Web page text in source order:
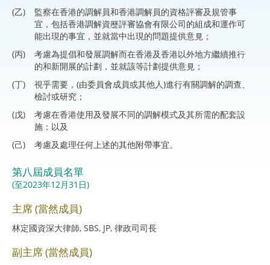
(乙)
監察在香港的調解員和香港調解員的資格評審及規管事
宜，包括香港調解資歷評審協會有限公司的組成和運作可
能出現的事宜，並就當中出現的問題提供意見；
(丙)
考慮為提倡和發展調解而在香港及香港以外地方繼續推行
的和新開展的計劃，並就該等計劃提供意見；
(丁)
視乎需要，(由委員會成員或其他人)進行有關調解的調查、
檢討或研究；
(戊)
考慮在香港使用及發展不同的調解模式及其所需的配套設
施；以及
(己)
考慮及處理任何上述的其他附帶事宜。
第八屆成員名單
(至2023年12月31日)
主席 (當然成員)
林定國資深大律師, SBS, JP, 律政司司長
副主席 (當然成員)